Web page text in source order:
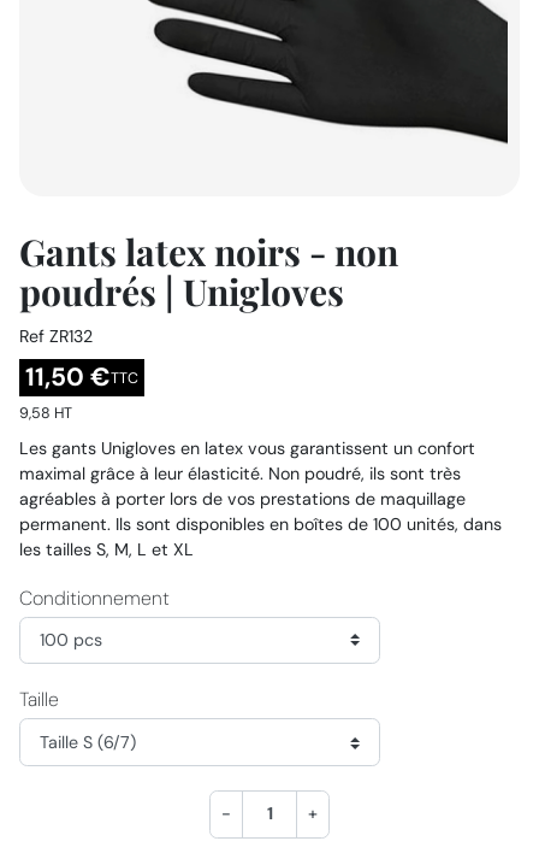
Gants latex noirs - non
poudrés | Unigloves
Ref ZR132
11,50 €TTC
9,58 HT
Les gants Unigloves en latex vous garantissent un confort
maximal grâce à leur élasticité. Non poudré, ils sont très
agréables à porter lors de vos prestations de maquillage
permanent. Ils sont disponibles en boîtes de 100 unités, dans
les tailles S, M, L et XL
Conditionnement
Taille
- +